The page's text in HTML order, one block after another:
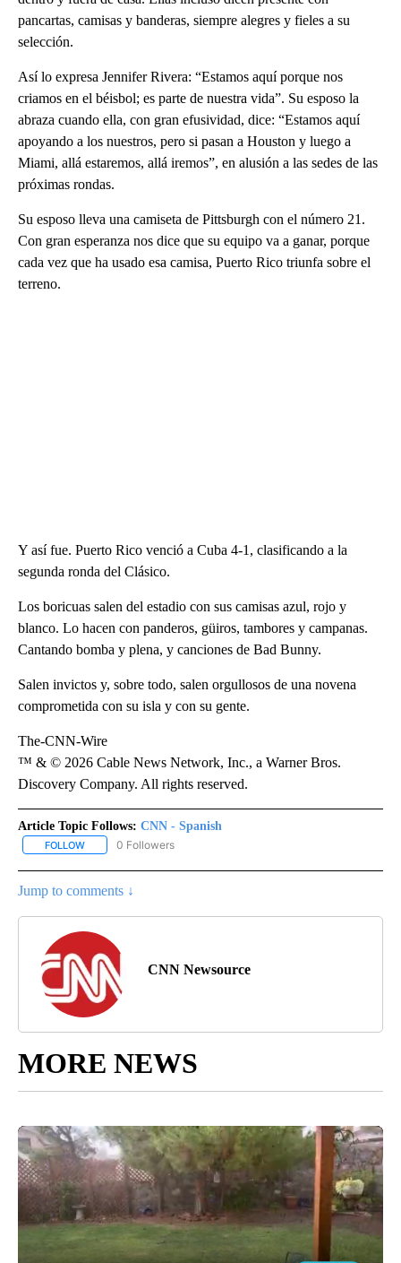
pancartas, camisas y banderas, siempre alegres y fieles a su
selección.
Así lo expresa Jennifer Rivera: “Estamos aquí porque nos
criamos en el béisbol; es parte de nuestra vida”. Su esposo la
abraza cuando ella, con gran efusividad, dice: “Estamos aquí
apoyando a los nuestros, pero si pasan a Houston y luego a
Miami, allá estaremos, allá iremos”, en alusión a las sedes de las
próximas rondas.
Su esposo lleva una camiseta de Pittsburgh con el número 21.
Con gran esperanza nos dice que su equipo va a ganar, porque
cada vez que ha usado esa camisa, Puerto Rico triunfa sobre el
terreno.
Y así fue. Puerto Rico venció a Cuba 4-1, clasificando a la
segunda ronda del Clásico.
Los boricuas salen del estadio con sus camisas azul, rojo y
blanco. Lo hacen con panderos, güiros, tambores y campanas.
Cantando bomba y plena, y canciones de Bad Bunny.
Salen invictos y, sobre todo, salen orgullosos de una novena
comprometida con su isla y con su gente.
The-CNN-Wire
™ & © 2026 Cable News Network, Inc., a Warner Bros.
Discovery Company. All rights reserved.
Article Topic Follows: CNN - Spanish
FOLLOW FOLLOW "CNN - SPANISH" TO RECEIVE NOTIFICATIONS ABOUT
0 Followers
Jump to comments ↓
CNN Newsource
MORE NEWS